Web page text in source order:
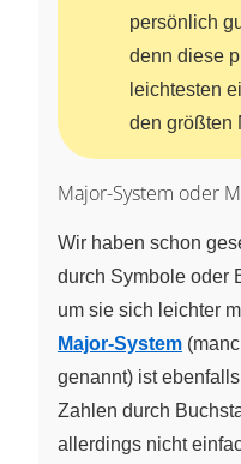
persönlich
denn diese
leichtesten
den größten
Major-System oder
Wir haben schon
durch Symbole oder
um sie sich leichter
Major-System
genannt) ist
Zahlen durch
allerdings nicht